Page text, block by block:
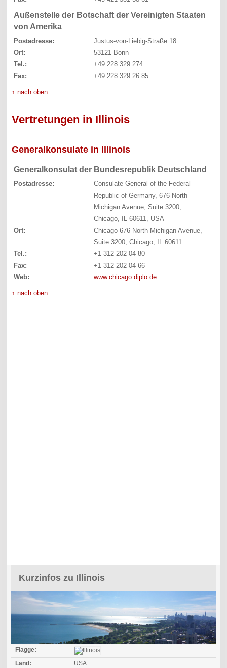
Außenstelle der Botschaft der Vereinigten Staaten
von Amerika
Postadresse:
Justus-von-Liebig-Straße 18
Ort:
53121 Bonn
Tel.:
+49 228 329 274
Fax:
+49 228 329 26 85
↑ nach oben
Vertretungen in Illinois
Generalkonsulate in Illinois
Generalkonsulat der Bundesrepublik Deutschland
Postadresse:
Consulate General of the Federal
Republic of Germany, 676 North
Michigan Avenue, Suite 3200,
Chicago, IL 60611, USA
Ort:
Chicago 676 North Michigan Avenue,
Suite 3200, Chicago, IL 60611
Tel.:
+1 312 202 04 80
Fax:
+1 312 202 04 66
Web:
www.chicago.diplo.de
↑ nach oben
Kurzinfos zu Illinois
Flagge:
Land:
USA